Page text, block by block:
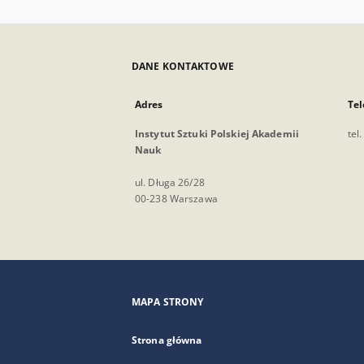
DANE KONTAKTOWE
Adres
Instytut Sztuki Polskiej Akademii
Nauk
ul. Długa 26/28
00-238 Warszawa
tel.
MAPA STRONY
Strona główna